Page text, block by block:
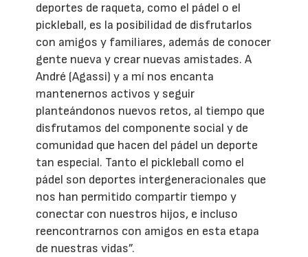
deportes de raqueta, como el pádel o el
pickleball, es la posibilidad de disfrutarlos
con amigos y familiares, además de conocer
gente nueva y crear nuevas amistades. A
André (Agassi) y a mí nos encanta
mantenernos activos y seguir
planteándonos nuevos retos, al tiempo que
disfrutamos del componente social y de
comunidad que hacen del pádel un deporte
tan especial. Tanto el pickleball como el
pádel son deportes intergeneracionales que
nos han permitido compartir tiempo y
conectar con nuestros hijos, e incluso
reencontrarnos con amigos en esta etapa
de nuestras vidas”.